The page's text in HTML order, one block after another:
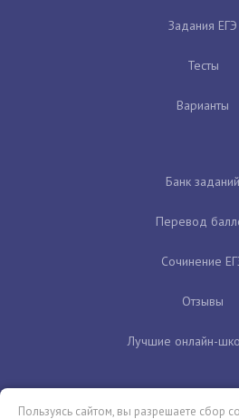
Задания ЕГЭ
Тесты
Варианты
Банк заданий
Перевод
Сочинение
Отзывы
Лучшие онлайн-
Пользуясь сайтом, вы разрешаете сбор